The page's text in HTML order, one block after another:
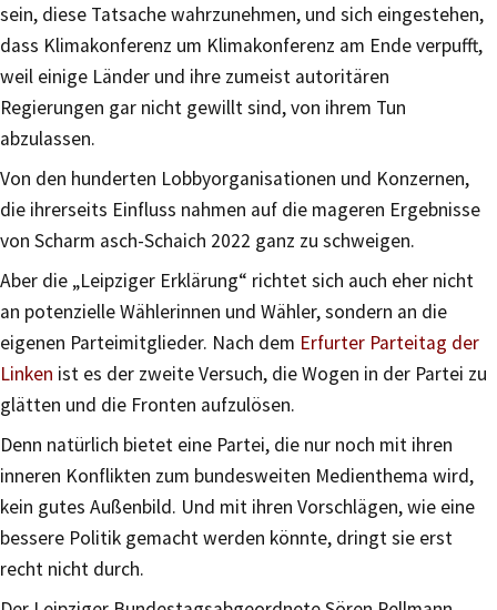
sein, diese Tatsache wahrzunehmen, und sich eingestehen,
dass Klimakonferenz um Klimakonferenz am Ende verpufft,
weil einige Länder und ihre zumeist autoritären
Regierungen gar nicht gewillt sind, von ihrem Tun
abzulassen.
Von den hunderten Lobbyorganisationen und Konzernen,
die ihrerseits Einfluss nahmen auf die mageren Ergebnisse
von Scharm asch-Schaich 2022 ganz zu schweigen.
Aber die „Leipziger Erklärung“ richtet sich auch eher nicht
an potenzielle Wählerinnen und Wähler, sondern an die
eigenen Parteimitglieder. Nach dem Erfurter Parteitag der
Linken ist es der zweite Versuch, die Wogen in der Partei zu
glätten und die Fronten aufzulösen.
Denn natürlich bietet eine Partei, die nur noch mit ihren
inneren Konflikten zum bundesweiten Medienthema wird,
kein gutes Außenbild. Und mit ihren Vorschlägen, wie eine
bessere Politik gemacht werden könnte, dringt sie erst
recht nicht durch.